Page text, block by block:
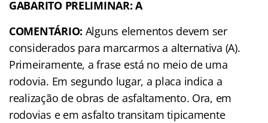
GABARITO PRELIMINAR: A
COMENTÁRIO: Alguns elementos devem ser
considerados para marcarmos a alternativa (A).
Primeiramente, a frase está no meio de uma
rodovia. Em segundo lugar, a placa indica a
realização de obras de asfaltamento. Ora, em
rodovias e em asfalto transitam tipicamente